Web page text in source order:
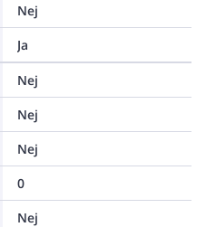
Nej
Ja
Nej
Nej
Nej
0
Nej